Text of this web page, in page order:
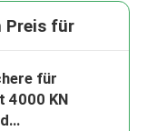
Preis für
für
4000 KN